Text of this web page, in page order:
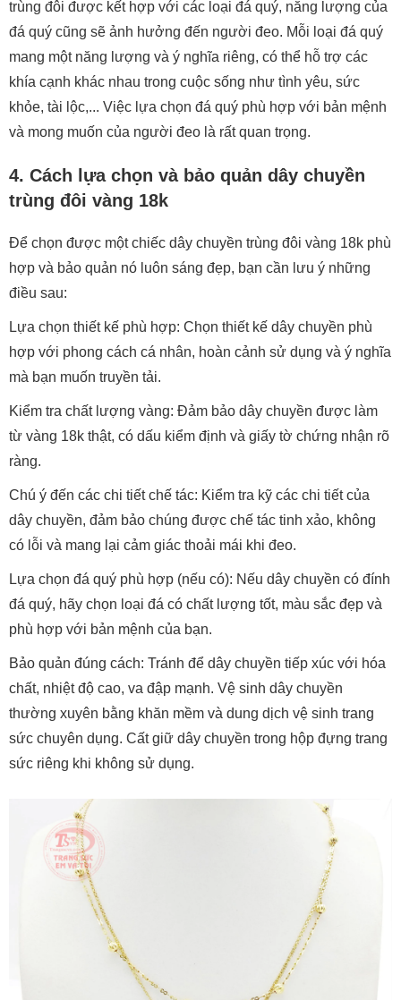
trùng đôi được kết hợp với các loại đá quý, năng lượng của
đá quý cũng sẽ ảnh hưởng đến người đeo. Mỗi loại đá quý
mang một năng lượng và ý nghĩa riêng, có thể hỗ trợ các
khía cạnh khác nhau trong cuộc sống như tình yêu, sức
khỏe, tài lộc,... Việc lựa chọn đá quý phù hợp với bản mệnh
và mong muốn của người đeo là rất quan trọng.
4. Cách lựa chọn và bảo quản dây chuyền
trùng đôi vàng 18k
Để chọn được một chiếc dây chuyền trùng đôi vàng 18k phù
hợp và bảo quản nó luôn sáng đẹp, bạn cần lưu ý những
điều sau:
Lựa chọn thiết kế phù hợp: Chọn thiết kế dây chuyền phù
hợp với phong cách cá nhân, hoàn cảnh sử dụng và ý nghĩa
mà bạn muốn truyền tải.
Kiểm tra chất lượng vàng: Đảm bảo dây chuyền được làm
từ vàng 18k thật, có dấu kiểm định và giấy tờ chứng nhận rõ
ràng.
Chú ý đến các chi tiết chế tác: Kiểm tra kỹ các chi tiết của
dây chuyền, đảm bảo chúng được chế tác tinh xảo, không
có lỗi và mang lại cảm giác thoải mái khi đeo.
Lựa chọn đá quý phù hợp (nếu có): Nếu dây chuyền có đính
đá quý, hãy chọn loại đá có chất lượng tốt, màu sắc đẹp và
phù hợp với bản mệnh của bạn.
Bảo quản đúng cách: Tránh để dây chuyền tiếp xúc với hóa
chất, nhiệt độ cao, va đập mạnh. Vệ sinh dây chuyền
thường xuyên bằng khăn mềm và dung dịch vệ sinh trang
sức chuyên dụng. Cất giữ dây chuyền trong hộp đựng trang
sức riêng khi không sử dụng.